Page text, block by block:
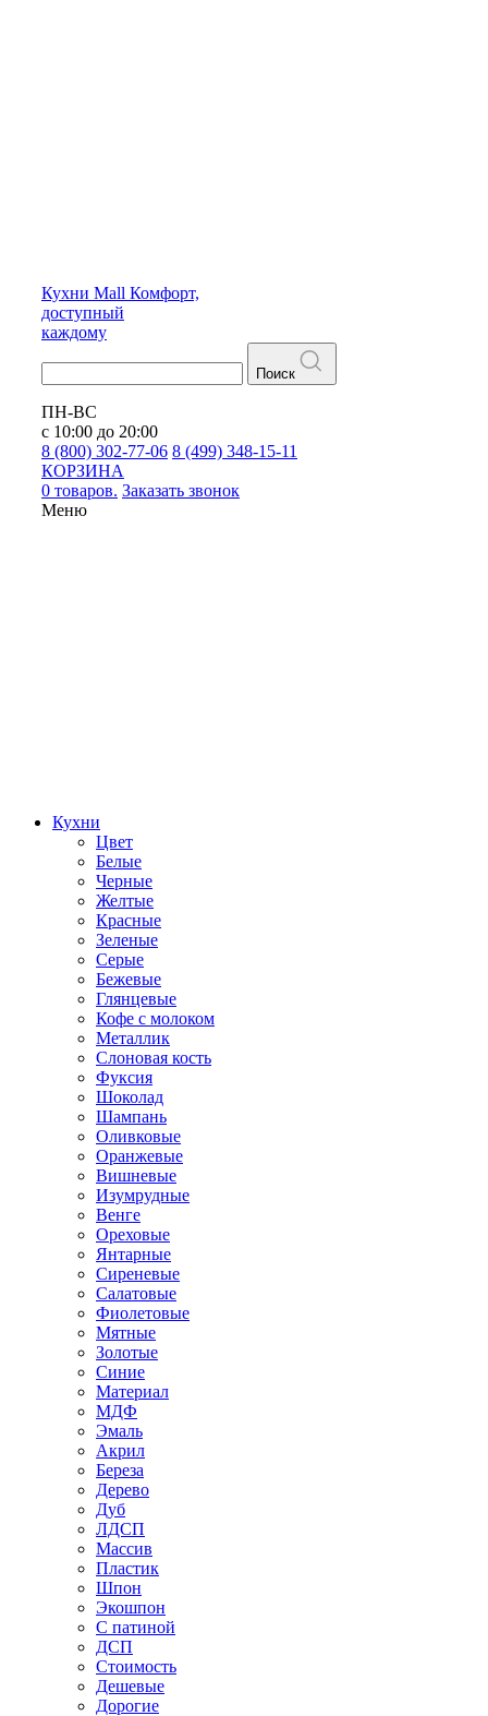
Кухни Mall Комфорт,
доступный
каждому
Поиск
ПН-ВС
с 10:00 до 20:00
8 (800) 302-77-06 8 (499) 348-15-11
КОРЗИНА
0 товаров. Заказать звонок
Меню
Кухни
Цвет
Белые
Черные
Желтые
Красные
Зеленые
Серые
Бежевые
Глянцевые
Кофе с молоком
Металлик
Слоновая кость
Фуксия
Шоколад
Шампань
Оливковые
Оранжевые
Вишневые
Изумрудные
Венге
Ореховые
Янтарные
Сиреневые
Салатовые
Фиолетовые
Мятные
Золотые
Синие
Материал
МДФ
Эмаль
Акрил
Береза
Дерево
Дуб
ЛДСП
Массив
Пластик
Шпон
Экошпон
С патиной
ДСП
Стоимость
Дешевые
Дорогие